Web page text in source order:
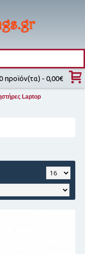
προϊόν(τα) - 0,00€
Laptop